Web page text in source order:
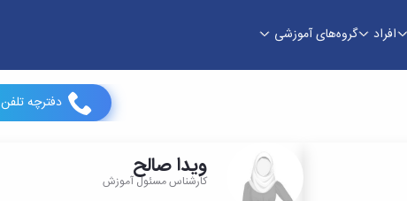
افراد گروه‌های آموزشی
دفترچه تلفن
ویدا صالح
کارشناس مسئول آموزش